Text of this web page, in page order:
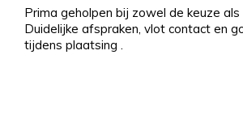
Prima geholpen bij zowel de keuze
Duidelijke afspraken, vlot contact en
tijdens plaatsing .